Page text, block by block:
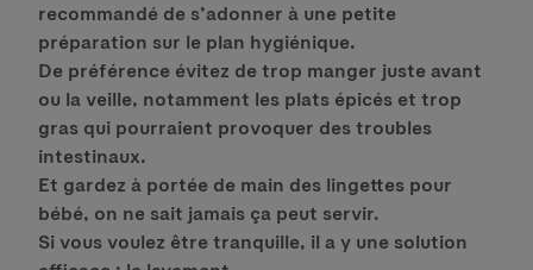
recommandé de s’adonner à une petite
préparation sur le plan hygiénique.
De préférence évitez de trop manger juste avant
ou la veille, notamment les plats épicés et trop
gras qui pourraient provoquer des troubles
intestinaux.
Et gardez à portée de main des lingettes pour
bébé, on ne sait jamais ça peut servir.
Si vous voulez être tranquille, il a y une solution